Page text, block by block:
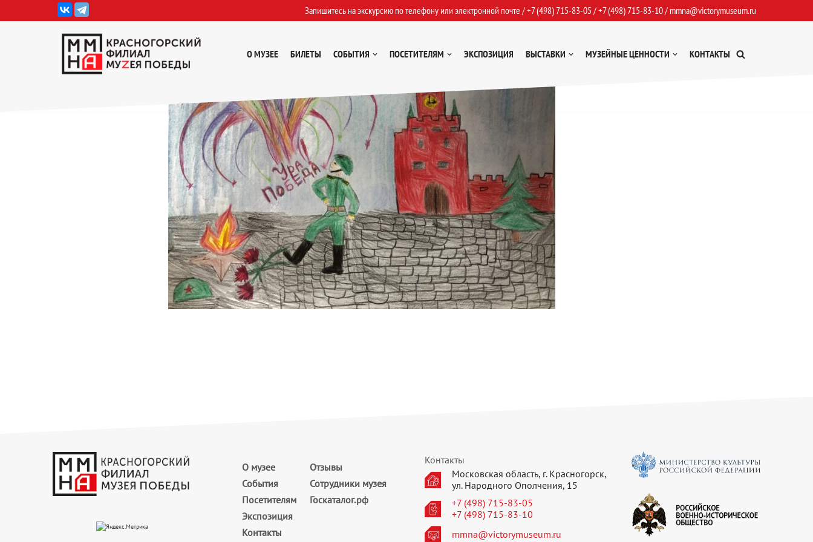
Запишитесь на экскурсию по телефону или электронной почте /+7 (498) 715-83-05 /+7 (498) 715-83-10/ mmna@victorymuseum.ru
О МУЗЕЕ БИЛЕТЫ СОБЫТИЯ ПОСЕТИТЕЛЯМ ЭКСПОЗИЦИЯ ВЫСТАВКИ МУЗЕЙНЫЕ ЦЕННОСТИ КОНТАКТЫ
О музее
События
Посетителям
Экспозиция
Контакты
Отзывы
Сотрудники музея
Госкаталог.рф
Контакты
Московская область, г. Красногорск,
ул. Народного Ополчения, 15
+7 (498) 715-83-05
+7 (498) 715-83-10
mmna@victorymuseum.ru